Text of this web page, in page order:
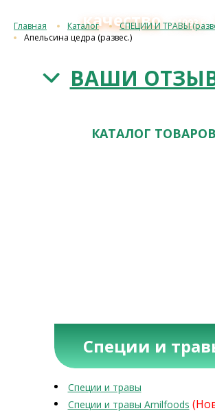
качествос 1993 г.
Главная Каталог
СПЕЦИИ И ТРАВЫ
Апельсина цедра (развес.)
ВАШИ
КАТАЛОГ ТОВАРОВ
Специи и
Специи и травы
Специи и травы Amilfoods